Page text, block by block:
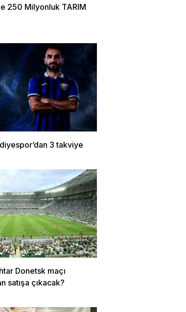
250 Milyonluk TARIM
3 takviye
Donetsk maçı
satışa çıkacak?